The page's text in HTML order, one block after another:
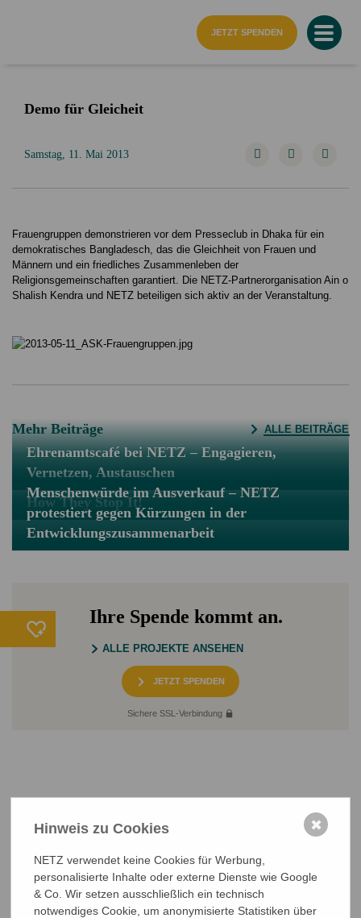
JETZT SPENDEN
Demo für Gleicheit
Samstag, 11. Mai 2013
Frauengruppen demonstrieren vor dem Presseclub in Dhaka für ein
demokratisches Bangladesch, das die Gleichheit von Frauen und
Männern und ein friedliches Zusammenleben der
Religionsgemeinschaften garantiert. Die NETZ-Partnerorganisation Ain o
Shalish Kendra und NETZ beteiligen sich aktiv an der Veranstaltung.
Mehr Beiträge ALLE BEITRÄGE
Ehrenamtscafé bei NETZ – Engagieren,
Vernetzen, Austauschen
How They Stop It!
Menschenwürde im Ausverkauf – NETZ
protestiert gegen Kürzungen in der
Entwicklungszusammenarbeit
Ihre Spende kommt an.
ALLE PROJEKTE ANSEHEN
JETZT SPENDEN
Sichere SSL-Verbindung
NETZ Partnerschaft für Entwicklung und Gerechtigkeit e.V.
Marktlaubenstraße 9
35390 Gießen
Germany
Hinweis zu Cookies
NETZ verwendet keine Cookies für Werbung,
personalisierte Inhalte oder externe Dienste wie Google
& Co. Wir setzen ausschließlich ein technisch
notwendiges Cookie, um anonymisierte Statistiken über
✖